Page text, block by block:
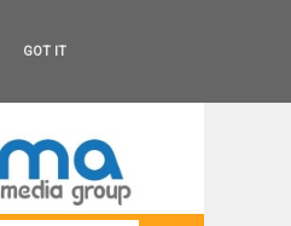
GOT IT